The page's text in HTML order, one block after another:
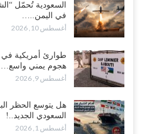
السعودية تُحمّل
في اليمن..…
أغسطس 10, 2026
طوارئ أمريكية في
هجوم يمني واسع…
أغسطس 9, 2026
هل يتوسع الحظر
السعودي الجديد..!
أغسطس 1, 2026